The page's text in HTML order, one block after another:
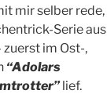
mir selber rede,
Serie aus
zuerst im Ost-,
“Adolars
lief.